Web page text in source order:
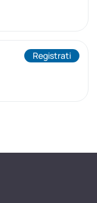
Registrati